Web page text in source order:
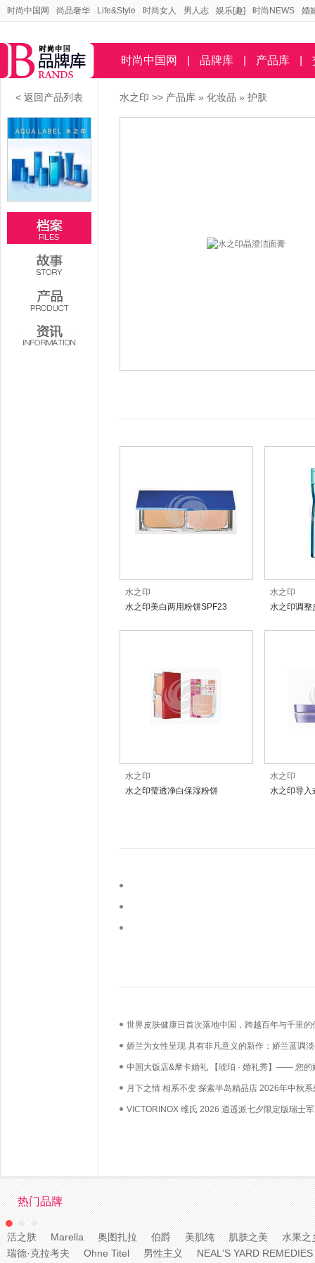
时尚中国网 尚品奢华 Life&Style 时尚女人 男人志 娱乐[趣] 时尚NEWS 婚
时尚中国网 品牌库 产品库
< 返回产品列表 水之印 >> 产品库 » 化妆品 » 护肤
水之印
水之印美白两用粉饼SPF23
水之印
水之印调整
水之印
水之印莹透净白保湿粉饼
水之印
水之印导入
世界皮肤健康日首次落地中国，跨越百年与千里的
必达
娇兰为女性呈现 具有非凡意义的新作：娇兰蓝调
中国大饭店&摩卡婚礼 【琥珀 · 婚礼秀】—— 您的
礼，我们用心如己
月下之情 相系不变 探索半岛精品店 2026年中秋系
VICTORINOX 维氏 2026 逍遥派七夕限定版瑞士
热门品牌
活之肤 Marella 奥图扎拉 伯爵 美肌纯 肌肤之美
水果之
瑞德·克拉考夫
Ohne Titel 男性主义 NEAL'S YARD REMEDIES